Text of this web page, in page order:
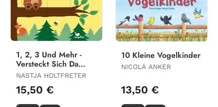
1, 2, 3 Und Mehr -
Versteckt Sich Da
Noch Wer?
NASTJA HOLTFRETER
15,50 €
10 Kleine Vogelkinder
NICOLA ANKER
13,50 €